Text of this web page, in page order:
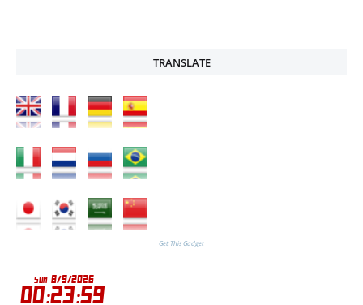
TRANSLATE
Get This Gadget